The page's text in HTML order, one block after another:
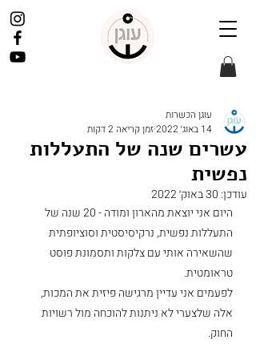
עשרים שנה של התעללות
נפשית
עוגן הכשרות
14 באוג׳ 2022
זמן קריאה 2 דקות
עודכן: 30 באוק׳ 2022
היום אני יוצאת מהארון ומודה - 20 שנה של
התעללות נפשית, נרקיסיסטית וסוציופתית
שהשאירה אותי עם צלקות ותסמונת פוסט
טראומטית.
לפעמים אני עדיין מרגישה פיזית את המכות,
אלה שלצערי לא ניתנות להוכחה מול רשויות
החוק.